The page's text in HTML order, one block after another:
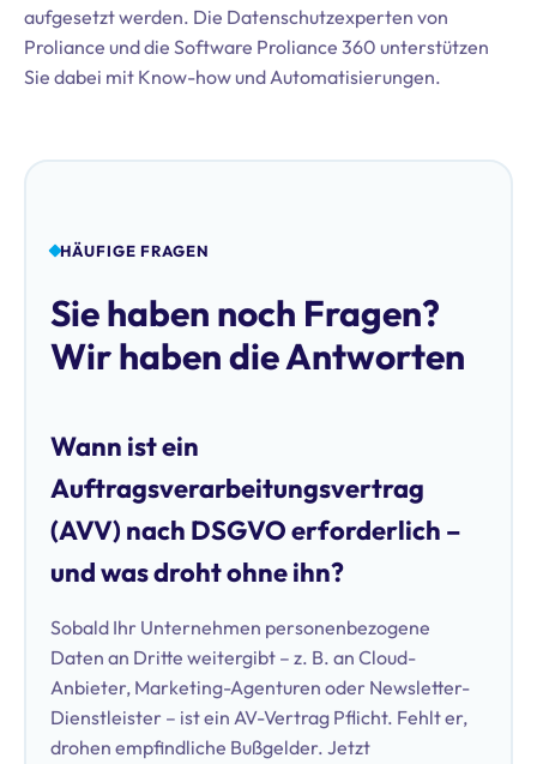
aufgesetzt werden. Die Datenschutzexperten von
Proliance und die Software Proliance 360 unterstützen
Sie dabei mit Know-how und Automatisierungen.
HÄUFIGE FRAGEN
Sie haben noch Fragen?
Wir haben die Antworten
Wann ist ein
Auftragsverarbeitungsvertrag
(AVV) nach DSGVO erforderlich –
und was droht ohne ihn?
Sobald Ihr Unternehmen personenbezogene
Daten an Dritte weitergibt – z. B. an Cloud-
Anbieter, Marketing-Agenturen oder Newsletter-
Dienstleister – ist ein AV-Vertrag Pflicht. Fehlt er,
drohen empfindliche Bußgelder. Jetzt